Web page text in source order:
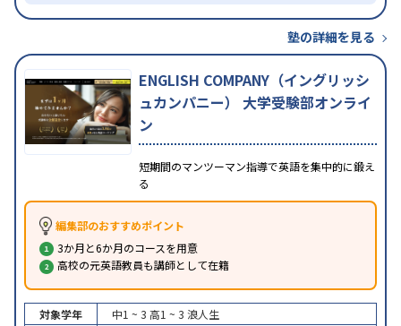
塾の詳細を見る
ENGLISH COMPANY（イングリッシ
ュカンパニー） 大学受験部オンライ
ン
短期間のマンツーマン指導で英語を集中的に鍛え
る
編集部のおすすめポイント
3か月と6か月のコースを用意
高校の元英語教員も講師として在籍
対象学年 中1 ~ 3 高1 ~ 3 浪人生